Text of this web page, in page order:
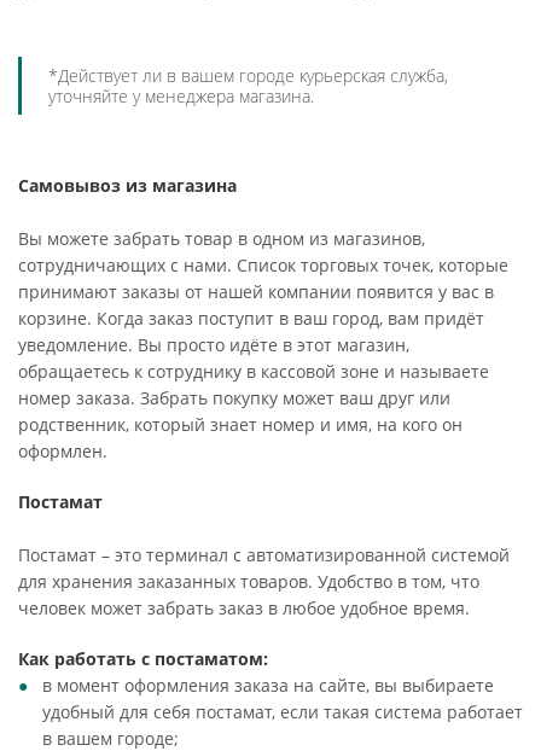
*Действует ли в вашем городе курьерская служба,
уточняйте у менеджера магазина.
Самовывоз из магазина
Вы можете забрать товар в одном из магазинов,
сотрудничающих с нами. Список торговых точек, которые
принимают заказы от нашей компании появится у вас в
корзине. Когда заказ поступит в ваш город, вам придёт
уведомление. Вы просто идёте в этот магазин,
обращаетесь к сотруднику в кассовой зоне и называете
номер заказа. Забрать покупку может ваш друг или
родственник, который знает номер и имя, на кого он
оформлен.
Постамат
Постамат – это терминал с автоматизированной системой
для хранения заказанных товаров. Удобство в том, что
человек может забрать заказ в любое удобное время.
Как работать с постаматом:
в момент оформления заказа на сайте, вы выбираете
удобный для себя постамат, если такая система работает
в вашем городе;